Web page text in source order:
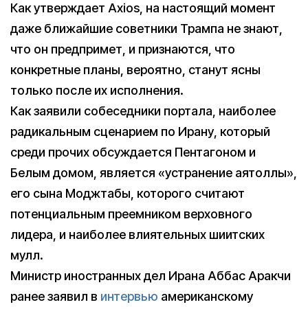
Как утверждает Axios, на настоящий момент
даже ближайшие советники Трампа не знают,
что он предпримет, и признаются, что
конкретные планы, вероятно, станут ясны
только после их исполнения.
Как заявили собеседники портала, наиболее
радикальным сценарием по Ирану, который
среди прочих обсуждается Пентагоном и
Белым домом, является «устранение аятоллы»,
его сына Моджтабы, которого считают
потенциальным преемником верховного
лидера, и наиболее влиятельных шиитских
мулл.
Министр иностранных дел Ирана Аббас Аракчи
ранее заявил в интервью американскому